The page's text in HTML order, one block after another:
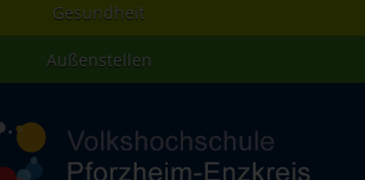
Gesundheit
Außenstellen